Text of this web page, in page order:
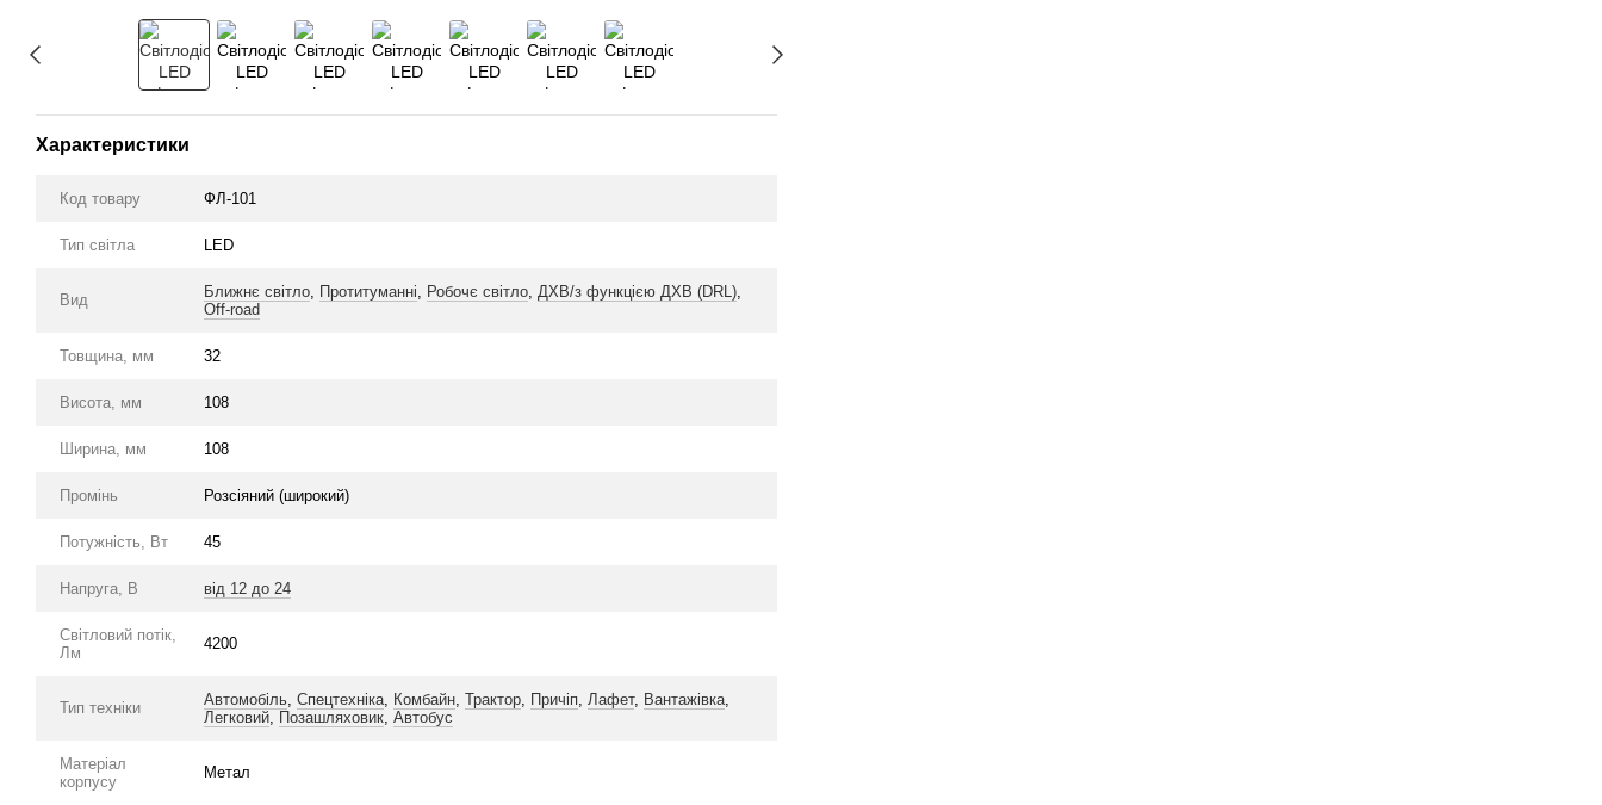
Характеристики
Код товару ФЛ-101
Тип світла LED
Вид Ближнє світло Протитуманні Робочє світло ДХВ/з функцією ДХВ (DRL)
Off-road
Товщина, мм 32
Висота, мм 108
Ширина, мм 108
Промінь Розсіяний (широкий)
Потужність, Вт 45
Напруга, В від 12 до 24
Світловий потік,
Лм
4200
Тип техніки Автомобіль Спецтехніка Комбайн Трактор Причіп Лафет, Вантажівка
Легковий Позашляховик Автобус
Матеріал
корпусу
Метал